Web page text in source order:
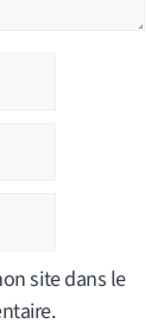
site dans le